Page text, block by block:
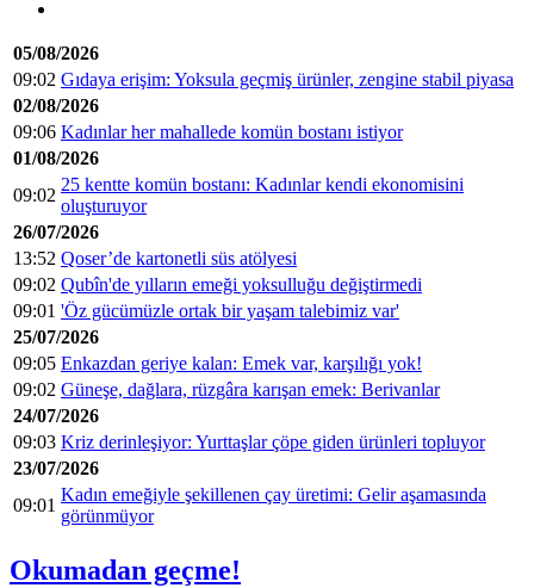
05/08/2026
09:02 Gıdaya erişim: Yoksula geçmiş ürünler, zengine stabil piyasa
02/08/2026
09:06 Kadınlar her mahallede komün bostanı istiyor
01/08/2026
09:02
25 kentte komün bostanı: Kadınlar kendi ekonomisini
oluşturuyor
26/07/2026
13:52 Qoser’de kartonetli süs atölyesi
09:02 Qubîn'de yılların emeği yoksulluğu değiştirmedi
09:01 'Öz gücümüzle ortak bir yaşam talebimiz var'
25/07/2026
09:05 Enkazdan geriye kalan: Emek var, karşılığı yok!
09:02 Güneşe, dağlara, rüzgâra karışan emek: Berivanlar
24/07/2026
09:03 Kriz derinleşiyor: Yurttaşlar çöpe giden ürünleri topluyor
23/07/2026
09:01
Kadın emeğiyle şekillenen çay üretimi: Gelir aşamasında
görünmüyor
Okumadan geçme!